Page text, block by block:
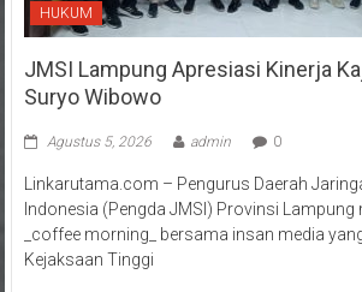
HUKUM
JMSI Lampung Apresiasi Kinerja
Suryo Wibowo
Agustus 5, 2026 admin 0
Linkarutama.com – Pengurus Daerah
Indonesia (Pengda JMSI) Provinsi Lampung
_coffee morning_ bersama insan media
Kejaksaan Tinggi